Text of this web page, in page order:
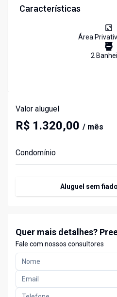
Características
Área
2
Valor aluguel
R$ 1.320,00 / mês
Condomínio
Aluguel sem
Quer mais detalhes?
Fale com nossos consultores